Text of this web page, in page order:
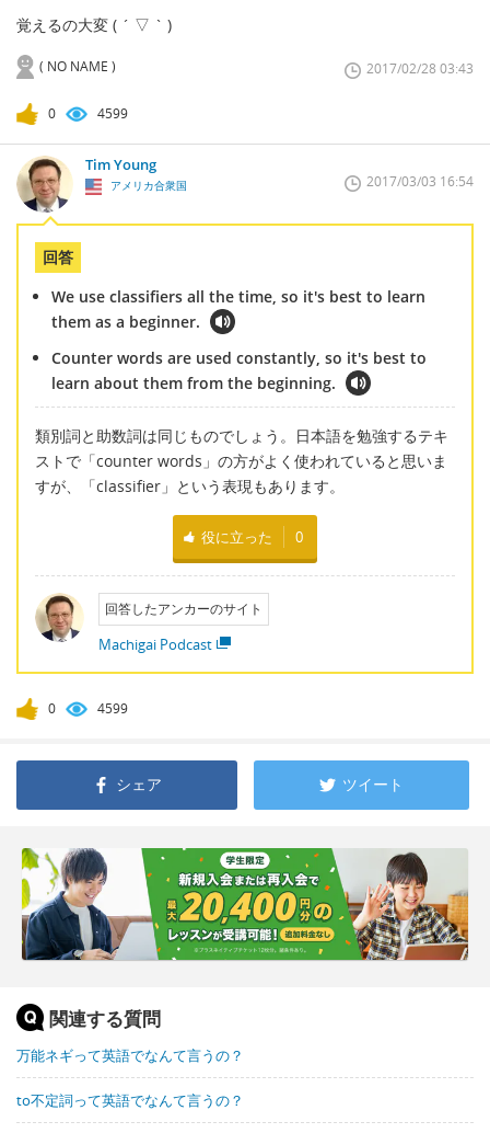
覚えるの大変 ( ´ ▽ ` )
( NO NAME ) 2017/02/28 03:43
0 4599
Tim Young
アメリカ合衆国 2017/03/03 16:54
回答
We use classifiers all the time, so it's best to learn
them as a beginner.
Counter words are used constantly, so it's best to
learn about them from the beginning.
類別詞と助数詞は同じものでしょう。日本語を勉強するテキ
ストで「counter words」の方がよく使われていると思いま
すが、「classifier」という表現もあります。
役に立った 0
回答したアンカーのサイト
Machigai Podcast
0 4599
シェア ツイート
関連する質問
万能ネギって英語でなんて言うの？
to不定詞って英語でなんて言うの？